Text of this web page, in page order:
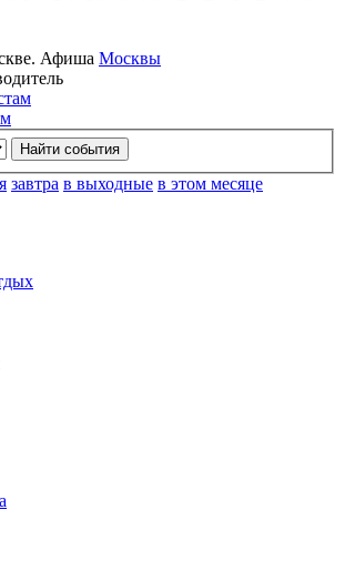
Афиша Москвы
завтра в выходные в этом месяце